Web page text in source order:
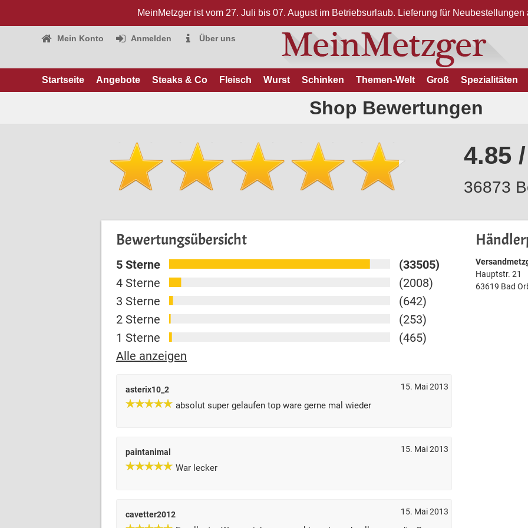
MeinMetzger ist vom 27. Juli bis 07. August im Betriebsurlaub. Lieferung für
Mein Konto Anmelden Über uns
Startseite Angebote Steaks & Co Fleisch Wurst Schinken Themen-Welt Groß Spezialitäten
Shop Bewertungen
4.85
36873
Bewertungsübersicht
5 Sterne
(33505)
4 Sterne
(2008)
3 Sterne
(642)
2 Sterne
(253)
1 Sterne
(465)
Alle anzeigen
asterix10_2 15. Mai 2013
absolut super gelaufen top ware gerne mal wieder
paintanimal 15. Mai 2013
War lecker
cavetter2012 15. Mai 2013
Hauptstr. 21
63619 Bad